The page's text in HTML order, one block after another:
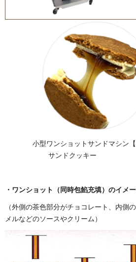
小型ワンショットサンドマシ
サンドクッキー
・ワンショット（同時包餡充填）のイメ
（外側の茶色部分がチョコレート、内側
メルなどのソースやクリーム）